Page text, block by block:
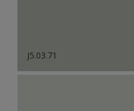
J5.03.71